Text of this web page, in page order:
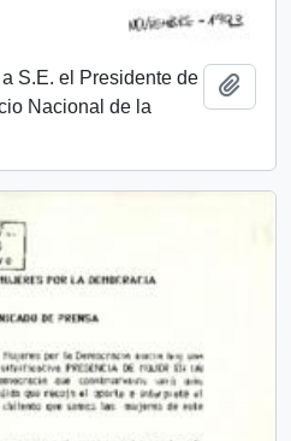
S.E. el Presidente de
Nacional de la